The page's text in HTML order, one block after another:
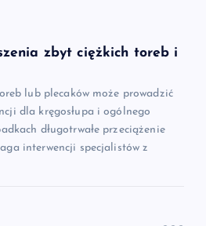
zbyt ciężkich toreb i
lub plecaków może prowadzić
dla kręgosłupa i ogólnego
długotrwałe przeciążenie
interwencji specjalistów z